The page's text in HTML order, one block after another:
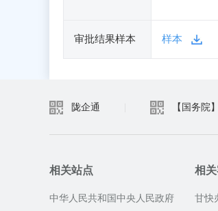
审批结果样本 样本
陇企通 【国务院
相关站点
中华人民共和国中央人民政府
相
甘快